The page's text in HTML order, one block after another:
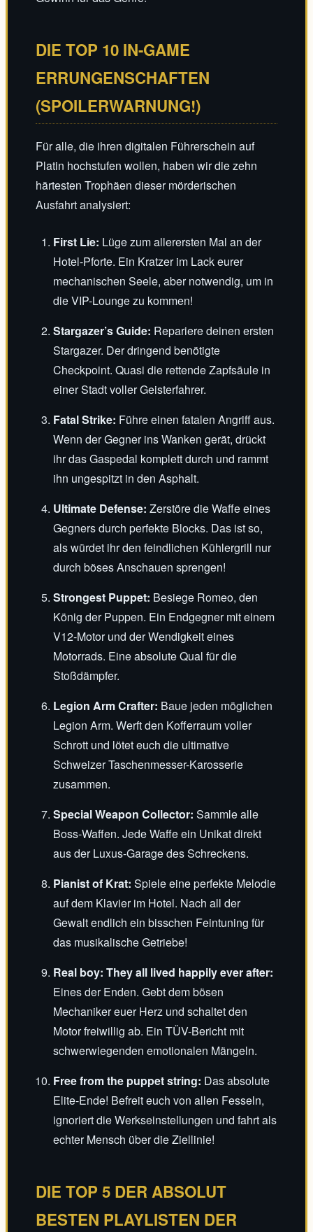
DIE TOP 10 IN-GAME
ERRUNGENSCHAFTEN
(SPOILERWARNUNG!)
Für alle, die ihren digitalen Führerschein auf
Platin hochstufen wollen, haben wir die zehn
härtesten Trophäen dieser mörderischen
Ausfahrt analysiert:
First Lie: Lüge zum allerersten Mal an der
Hotel-Pforte. Ein Kratzer im Lack eurer
mechanischen Seele, aber notwendig, um in
die VIP-Lounge zu kommen!
Stargazer’s Guide: Repariere deinen ersten
Stargazer. Der dringend benötigte
Checkpoint. Quasi die rettende Zapfsäule in
einer Stadt voller Geisterfahrer.
Fatal Strike: Führe einen fatalen Angriff aus.
Wenn der Gegner ins Wanken gerät, drückt
ihr das Gaspedal komplett durch und rammt
ihn ungespitzt in den Asphalt.
Ultimate Defense: Zerstöre die Waffe eines
Gegners durch perfekte Blocks. Das ist so,
als würdet ihr den feindlichen Kühlergrill nur
durch böses Anschauen sprengen!
Strongest Puppet: Besiege Romeo, den
König der Puppen. Ein Endgegner mit einem
V12-Motor und der Wendigkeit eines
Motorrads. Eine absolute Qual für die
Stoßdämpfer.
Legion Arm Crafter: Baue jeden möglichen
Legion Arm. Werft den Kofferraum voller
Schrott und lötet euch die ultimative
Schweizer Taschenmesser-Karosserie
zusammen.
Special Weapon Collector: Sammle alle
Boss-Waffen. Jede Waffe ein Unikat direkt
aus der Luxus-Garage des Schreckens.
Pianist of Krat: Spiele eine perfekte Melodie
auf dem Klavier im Hotel. Nach all der
Gewalt endlich ein bisschen Feintuning für
das musikalische Getriebe!
Real boy: They all lived happily ever after:
Eines der Enden. Gebt dem bösen
Mechaniker euer Herz und schaltet den
Motor freiwillig ab. Ein TÜV-Bericht mit
schwerwiegenden emotionalen Mängeln.
Free from the puppet string: Das absolute
Elite-Ende! Befreit euch von allen Fesseln,
ignoriert die Werkseinstellungen und fahrt als
echter Mensch über die Ziellinie!
DIE TOP 5 DER ABSOLUT
BESTEN PLAYLISTEN DER